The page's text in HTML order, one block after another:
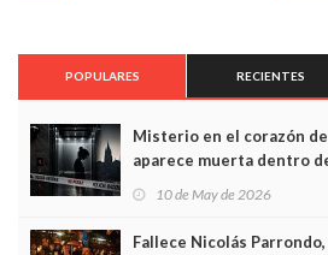
POPULARES RECIENTES
Misterio en el corazón
aparece muerta dentro
edificio y las cámaras
10 de May de 2026
Fallece Nicolás